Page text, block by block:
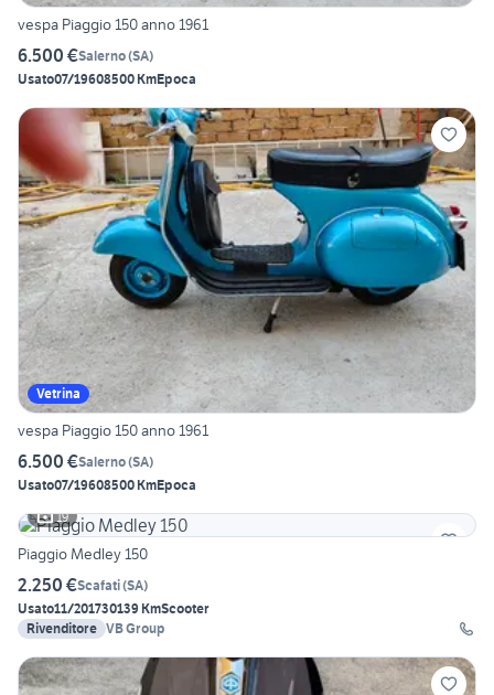
vespa Piaggio 150 anno 1961
6.500 €Salerno(SA)
Usato07/19608500 KmEpoca
Vetrina
vespa Piaggio 150 anno 1961
6.500 €Salerno(SA)
Usato07/19608500 KmEpoca
19
Piaggio Medley 150
2.250 €Scafati(SA)
Usato11/201730139 KmScooter
Rivenditore VB Group